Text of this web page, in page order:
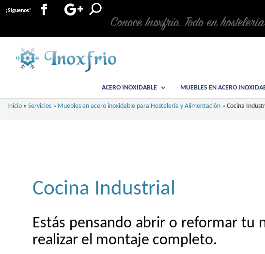
¡Siguenos!
Conoce Inoxfrío. Todo en
ACERO INOXIDABLE MUEBLES EN ACERO
Inicio » Servicios » Muebles en acero inoxidable para Hostelería y Alimentación » Cocina
Cocina Industrial
Estás pensando abrir o reformar tu
realizar el montaje completo.